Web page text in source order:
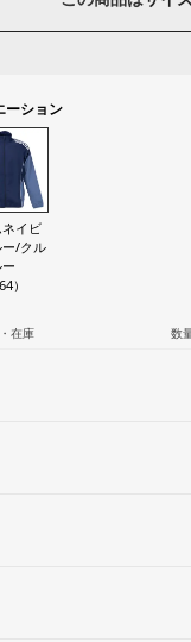
ーション
イビ
ー/クル
）
在庫 数